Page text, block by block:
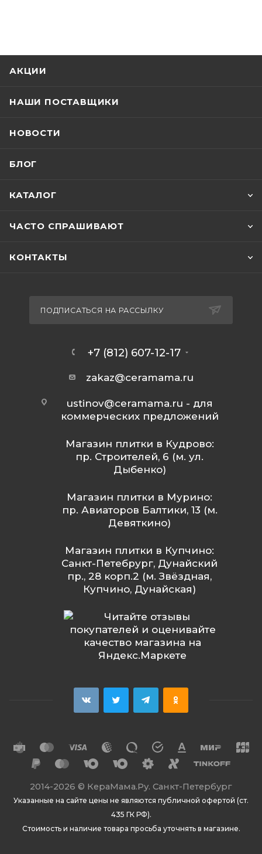
АКЦИИ
НАШИ ПОСТАВЩИКИ
НОВОСТИ
БЛОГ
КАТАЛОГ
ЧАСТО СПРАШИВАЮТ
КОНТАКТЫ
ПОДПИСАТЬСЯ НА РАССЫЛКУ
+7 (812) 607-12-17
zakaz@ceramama.ru
ustinov@ceramama.ru - для
коммерческих предложений
Магазин плитки в Кудрово:
пр. Строителей, 6 (м. ул.
Дыбенко)
Магазин плитки в Мурино:
пр. Авиаторов Балтики, 13 (м.
Девяткино)
Магазин плитки в Купчино:
Санкт-Петебрург, Дунайский
пр., 28 корп.2 (м. Звёздная,
Купчино, Дунайская)
2014-2026 © КераМама.Ру. Санкт-Петербург
Указанные на сайте цены не являются публичной офертой (ст.
435 ГК РФ).
Стоимость и наличие товара просьба уточнять в магазине.